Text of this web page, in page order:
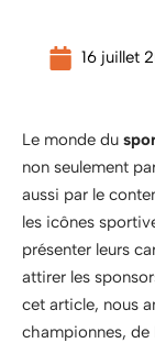
16 juillet
Le monde du
non seulement
aussi par le
les icônes
présenter leurs
attirer les
cet article, nous
championnes, de